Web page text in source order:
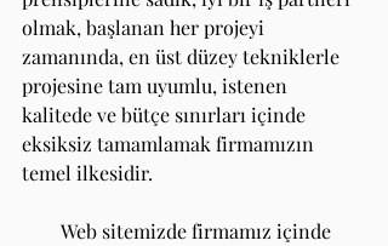
olmak, başlanan her projeyi
zamanında, en üst düzey tekniklerle
projesine tam uyumlu, istenen
kalitede ve bütçe sınırları içinde
eksiksiz tamamlamak firmamızın
temel ilkesidir.